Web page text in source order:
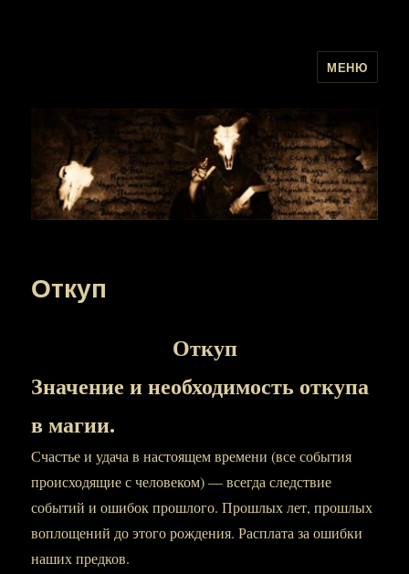
МЕНЮ
Откуп
Откуп
Значение и необходимость откупа
в магии.
Счастье и удача в настоящем времени (все события
происходящие с человеком) — всегда следствие
событий и ошибок прошлого. Прошлых лет, прошлых
воплощений до этого рождения. Расплата за ошибки
наших предков.